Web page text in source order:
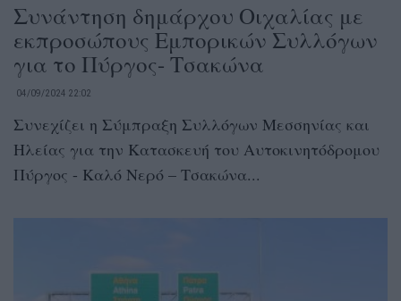
Συνάντηση δημάρχου Οιχαλίας με
εκπροσώπους Εμπορικών Συλλόγων
για το Πύργος- Τσακώνα
04/09/2024 22:02
Συνεχίζει η Σύμπραξη Συλλόγων Μεσσηνίας και
Ηλείας για την Κατασκευή του Αυτοκινητόδρομου
Πύργος - Καλό Νερό – Τσακώνα...